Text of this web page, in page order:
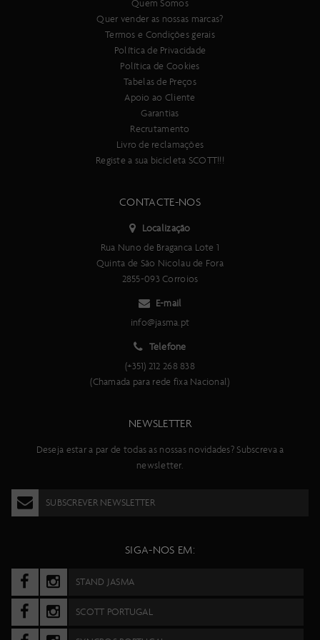
Quem Somos
Quer vender as nossas marcas?
Termos e Condições gerais
Política de Privacidade
Política de Cookies
Tabelas de Preços
Apoio ao Cliente
Garantias
Recrutamento
Livro de reclamações
Registe a sua bicicleta SCOTT!!!
CONTACTE-NOS
Localização
Rua Nuno de Braganca Lote 1
Quinta de São Nicolau de Fora
2855-093 Corroios
E-mail
info@jasma.pt
Telefone
(+351) 212 268 838
(Chamada para rede fixa Nacional)
NEWSLETTER
Deseja estar a par de todas as nossas novidades? Subscreva a
newsletter.
SUBSCREVER NEWSLETTER
SIGA-NOS EM:
STAND JASMA
SCOTT PORTUGAL